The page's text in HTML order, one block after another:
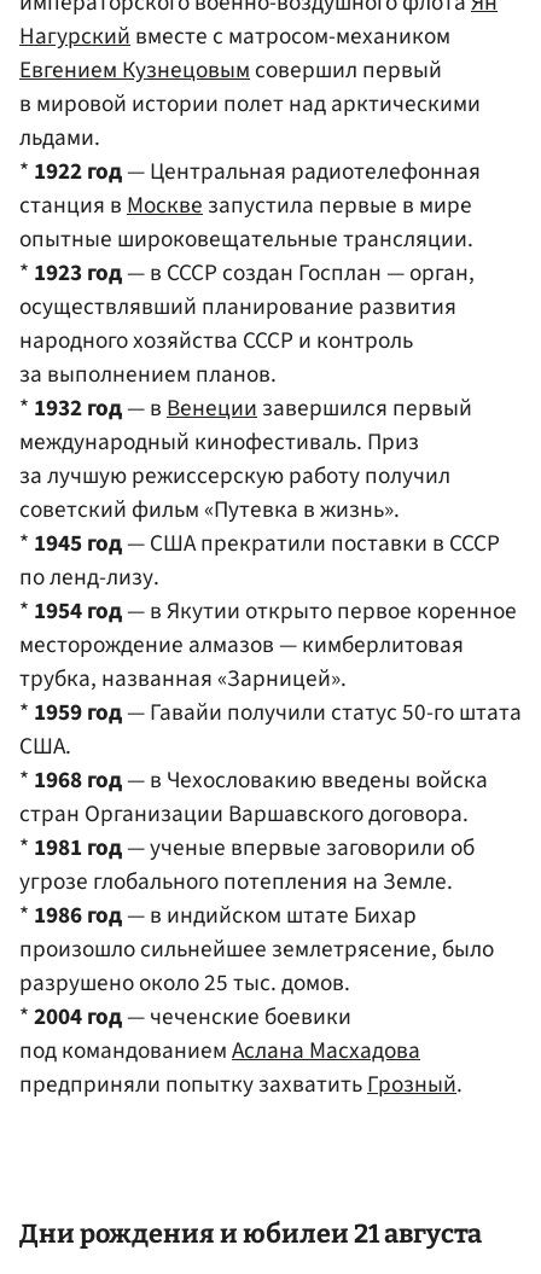
Нагурскийвместе с матросом-механиком
Евгением Кузнецовымсовершил первый
в мировой истории полет над арктическими
льдами.
* 1922 год— Центральная радиотелефонная
станция вМосквезапустила первые в мире
опытные широковещательные трансляции.
* 1923 год— в СССР создан Госплан — орган,
осуществлявший планирование развития
народного хозяйства СССР и контроль
за выполнением планов.
* 1932 год— вВенециизавершился первый
международный кинофестиваль. Приз
за лучшую режиссерскую работу получил
советский фильм «Путевка в жизнь».
* 1945 год— США прекратили поставки в СССР
по ленд-лизу.
* 1954 год— в Якутии открыто первое коренное
месторождение алмазов — кимберлитовая
трубка, названная «Зарницей».
* 1959 год— Гавайи получили статус 50-го штата
США.
* 1968 год— в Чехословакию введены войска
стран Организации Варшавского договора.
* 1981 год— ученые впервые заговорили об
угрозе глобального потепления на Земле.
* 1986 год— в индийском штате Бихар
произошло сильнейшее землетрясение, было
разрушено около 25 тыс. домов.
*2004 год— чеченские боевики
под командованиемАслана Масхадова
предприняли попытку захватитьГрозный.
Дни рождения и юбилеи 21 августа